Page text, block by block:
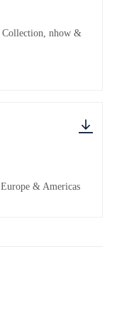
nhow &
& Americas